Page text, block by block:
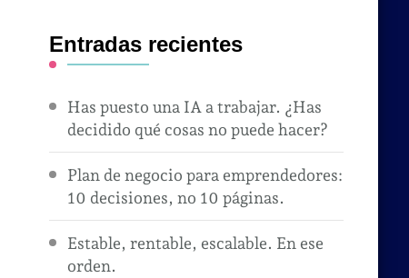
Entradas recientes
Has puesto una IA a trabajar. ¿Has
decidido qué cosas no puede hacer?
Plan de negocio para emprendedores:
10 decisiones, no 10 páginas.
Estable, rentable, escalable. En ese
orden.